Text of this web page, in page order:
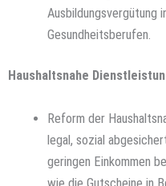
Ausbildungsvergütung
Gesundheitsberufen.
Haushaltsnahe
Reform der
legal, sozial
geringen Einkommen
wie die Gutscheine in